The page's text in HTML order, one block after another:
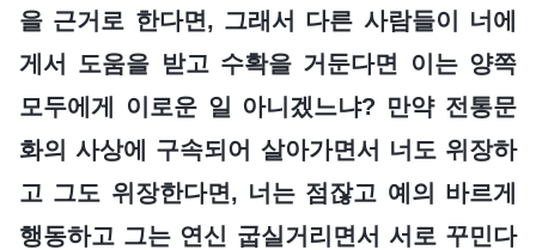
을 근거로 한다면, 그래서 다른 사람들이 너에
게서 도움을 받고 수확을 거둔다면 이는 양쪽
모두에게 이로운 일 아니겠느냐? 만약 전통문
화의 사상에 구속되어 살아가면서 너도 위장하
고 그도 위장한다면, 너는 점잖고 예의 바르게
행동하고 그는 연신 굽실거리면서 서로 꾸민다